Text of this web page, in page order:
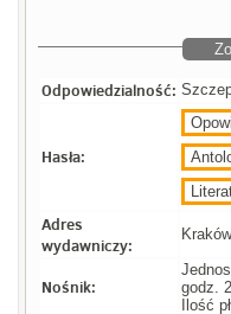
Odpowiedzialność:
Hasła:
Adres
wydawniczy:
Nośnik:
godz.
Ilość